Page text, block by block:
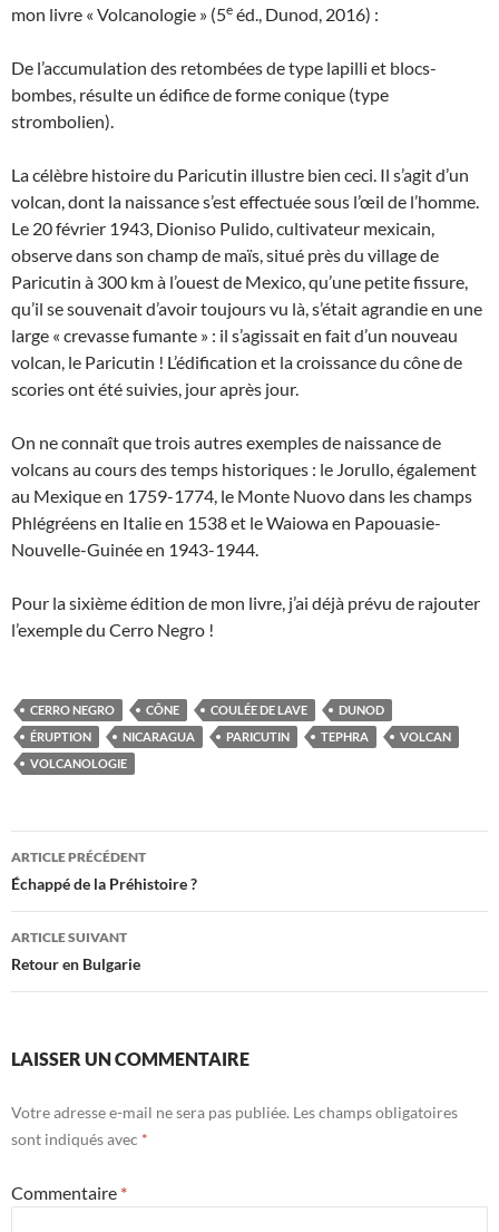
mon livre « Volcanologie » (5e éd., Dunod, 2016) :
De l’accumulation des retombées de type lapilli et blocs-
bombes, résulte un édifice de forme conique (type
strombolien).
La célèbre histoire du Paricutin illustre bien ceci. Il s’agit d’un
volcan, dont la naissance s’est effectuée sous l’œil de l’homme.
Le 20 février 1943, Dioniso Pulido, cultivateur mexicain,
observe dans son champ de maïs, situé près du village de
Paricutin à 300 km à l’ouest de Mexico, qu’une petite fissure,
qu’il se souvenait d’avoir toujours vu là, s’était agrandie en une
large « crevasse fumante » : il s’agissait en fait d’un nouveau
volcan, le Paricutin ! L’édification et la croissance du cône de
scories ont été suivies, jour après jour.
On ne connaît que trois autres exemples de naissance de
volcans au cours des temps historiques : le Jorullo, également
au Mexique en 1759-1774, le Monte Nuovo dans les champs
Phlégréens en Italie en 1538 et le Waiowa en Papouasie-
Nouvelle-Guinée en 1943-1944.
Pour la sixième édition de mon livre, j’ai déjà prévu de rajouter
l’exemple du Cerro Negro !
CERRO NEGRO CÔNE COULÉE DE LAVE
DUNOD
ÉRUPTION
NICARAGUA PARICUTIN TEPHRA
VOLCAN
VOLCANOLOGIE
Navigation
des
articles
ARTICLE PRÉCÉDENT
Échappé de la Préhistoire ?
ARTICLE SUIVANT
Retour en Bulgarie
LAISSER UN COMMENTAIRE
Votre adresse e-mail ne sera pas publiée. Les champs obligatoires
sont indiqués avec *
Commentaire *